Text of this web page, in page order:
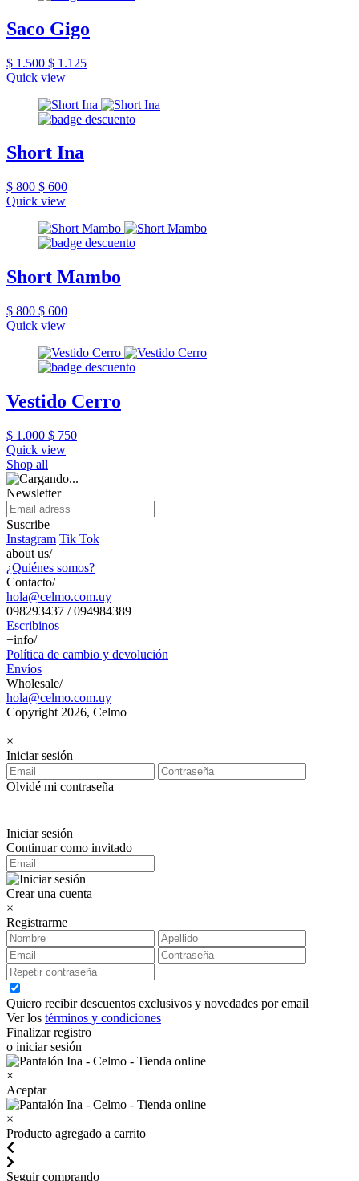
Saco Gigo
$ 1.500 $ 1.125
Quick view
Short Ina
$ 800 $ 600
Quick view
Short Mambo
$ 800 $ 600
Quick view
Vestido Cerro
$ 1.000 $ 750
Quick view
Shop all
Newsletter
Suscribe
Instagram Tik Tok
about us/
¿Quiénes somos?
Contacto/
hola@celmo.com.uy
098293437 / 094984389
Escribinos
+info/
Política de cambio y devolución
Envíos
Wholesale/
hola@celmo.com.uy
Copyright 2026, Celmo
×
Iniciar sesión
Olvidé mi contraseña
Iniciar sesión
Continuar como invitado
Crear una cuenta
×
Registrarme
Quiero recibir descuentos exclusivos y novedades por email
Ver los términos y condiciones
Finalizar registro
o iniciar sesión
×
Aceptar
×
Producto agregado a carrito
Seguir comprando